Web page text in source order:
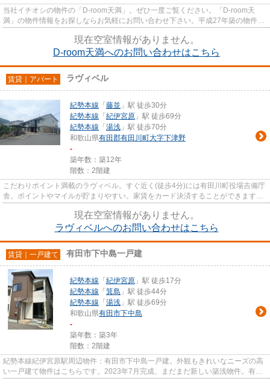
当社イチオシの物件の「D-room天満」。ぜひ一度ご覧ください。「D-room天
満」の物件情報をお探しならお気軽にお問い合わせ下さい。平成27年築の物件で
現在空室情報がありません。
D-room天満へのお問い合わせはこちら
賃貸｜アパート ラヴィベル
紀勢本線 「 藤並 」駅 徒歩30分
紀勢本線 「 紀伊宮原 」駅 徒歩69分
紀勢本線 「 湯浅 」駅 徒歩70分
和歌山県有田郡有田川町大字下津野
-
築年数：築12年
階数：2階建
こだわりポイント満載のラヴィベル。すぐ近く(徒歩4分)には有田川町役場吉備庁
舎。ポイントやマイルが貯まりやすい。家賃をカード決済することができます。
現在空室情報がありません。
ラヴィベルへのお問い合わせはこちら
賃貸｜一戸建て 有田市下中島一戸建
紀勢本線 「 紀伊宮原 」駅 徒歩17分
紀勢本線 「 箕島 」駅 徒歩44分
紀勢本線 「 湯浅 」駅 徒歩69分
和歌山県有田市下中島
-
築年数：築3年
階数：2階建
紀勢本線紀伊宮原駅周辺物件：有田市下中島一戸建。外観もきれいなニーズの高
い一戸建て物件はこちらです。2023年7月完成、まだまだ新しい築浅物件。有田